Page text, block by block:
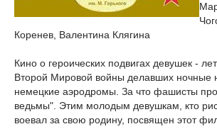
Коренев, Валентина Клягина
Кино о героических подвигах девушек -
Второй Мировой войны делавших ночные
немецкие аэродромы. За что фашисты
ведьмы". Этим молодым девушкам, кто
воевал за свою родину, посвящен этот